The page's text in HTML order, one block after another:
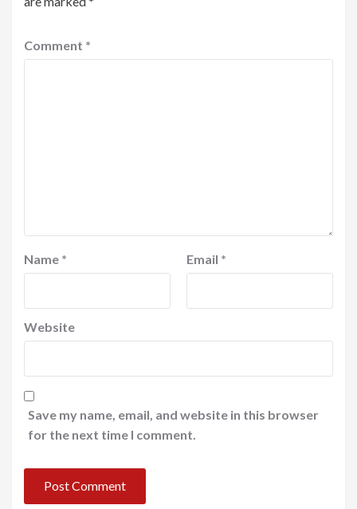
Comment *
Name * Email *
Website
Save my name, email, and website in this browser
for the next time I comment.